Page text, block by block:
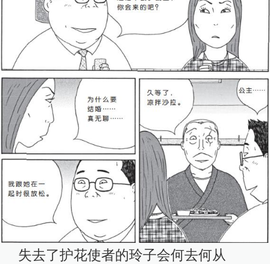
失去了护花使者的玲子会何去何从